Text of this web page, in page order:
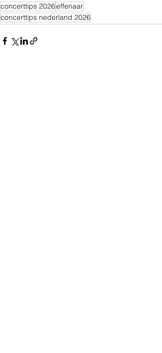
concerttips 2026effenaar
concerttips nederland 2026